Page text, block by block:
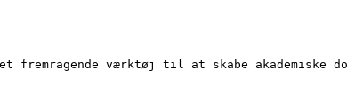
værktøj til at skabe akademiske